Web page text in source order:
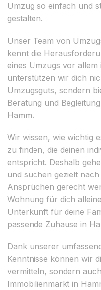
Umzug so einfach und
gestalten.
Unser Team von
kennt die
eines Umzugs vor allem
unterstützen wir dich
Umzugsguts, sondern
Beratung und
Hamm.
Wir wissen, wie wichtig
zu finden, die deinen
entspricht. Deshalb
und suchen gezielt
Ansprüchen gerecht
Wohnung für dich
Unterkunft für deine
passende Zuhause in
Dank unserer
Kenntnisse können wir
vermitteln, sondern
Immobilienmarkt in